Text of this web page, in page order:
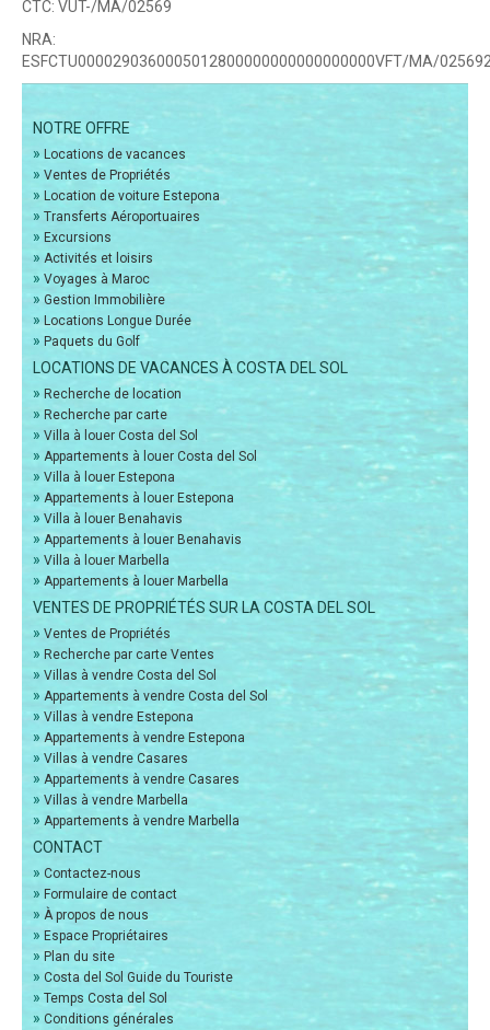
CTC: VUT-/MA/02569
NRA:
ESFCTU0000290360005012800000000000000000VFT/MA/
NOTRE OFFRE
» Locations de vacances
» Ventes de Propriétés
» Location de voiture Estepona
» Transferts Aéroportuaires
» Excursions
» Activités et loisirs
» Voyages à Maroc
» Gestion Immobilière
» Locations Longue Durée
» Paquets du Golf
LOCATIONS DE VACANCES À COSTA DEL SOL
» Recherche de location
» Recherche par carte
» Villa à louer Costa del Sol
» Appartements à louer Costa del Sol
» Villa à louer Estepona
» Appartements à louer Estepona
» Villa à louer Benahavis
» Appartements à louer Benahavis
» Villa à louer Marbella
» Appartements à louer Marbella
VENTES DE PROPRIÉTÉS SUR LA COSTA DEL SOL
» Ventes de Propriétés
» Recherche par carte Ventes
» Villas à vendre Costa del Sol
» Appartements à vendre Costa del Sol
» Villas à vendre Estepona
» Appartements à vendre Estepona
» Villas à vendre Casares
» Appartements à vendre Casares
» Villas à vendre Marbella
» Appartements à vendre Marbella
CONTACT
» Contactez-nous
» Formulaire de contact
» À propos de nous
» Espace Propriétaires
» Plan du site
» Costa del Sol Guide du Touriste
» Temps Costa del Sol
» Conditions générales